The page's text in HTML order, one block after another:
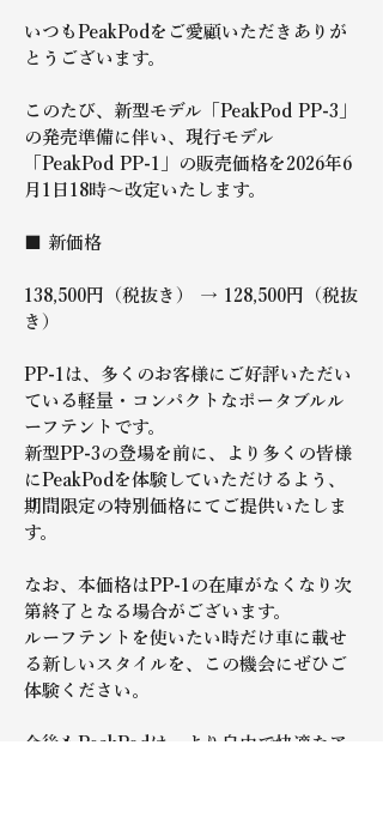
いつもPeakPodをご愛顧いただきありが
とうございます。
このたび、新型モデル「PeakPod PP-3」
の発売準備に伴い、現行モデル
「PeakPod PP-1」の販売価格を2026年6
月1日18時～改定いたします。
■ 新価格
138,500円（税抜き） → 128,500円（税抜
き）
PP-1は、多くのお客様にご好評いただい
ている軽量・コンパクトなポータブルル
ーフテントです。
新型PP-3の登場を前に、より多くの皆様
にPeakPodを体験していただけるよう、
期間限定の特別価格にてご提供いたしま
す。
なお、本価格はPP-1の在庫がなくなり次
第終了となる場合がございます。
ルーフテントを使いたい時だけ車に載せ
る新しいスタイルを、この機会にぜひご
体験ください。
今後もPeakPodは、より自由で快適なア